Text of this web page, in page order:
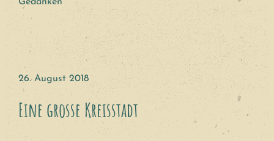
26. August 2018
Eine grosse Kreisstadt